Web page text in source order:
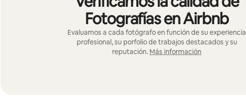
Fotografías en Airbnb
Evaluamos a cada fotógrafo en función de su experiencia
profesional, su porfolio de trabajos destacados y su
reputación. Más información